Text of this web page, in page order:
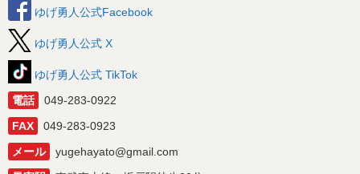
ゆげ勇人公式Facebook
ゆげ勇人公式 X
ゆげ勇人公式 TikTok
電話
049-283-0922
FAX
049-283-0923
メール
yugehayato@gmail.com